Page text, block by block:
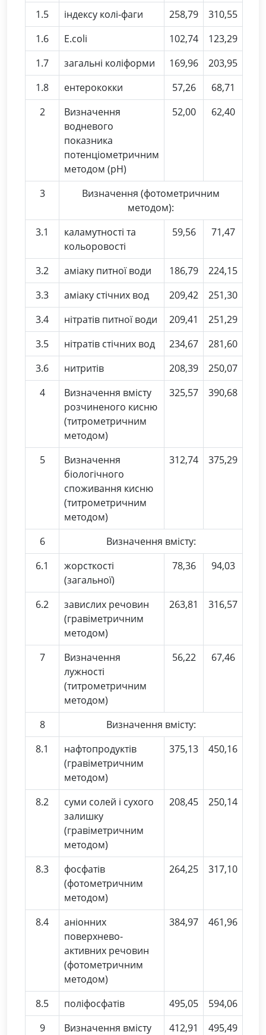
1.5 індексу колі-фаги 258,79
310,55
1.6
Е.соlі 102,74
123,29
1.7
загальні коліформи 169,96
203,95
1.8
ентерококки 57,26
68,71
2
Визначення
водневого
показника
потенціометричним
методом (рН)
52,00 62,40
3
Визначення (фотометричним
методом):
3.1
каламутності та
кольоровості
59,56 71,47
3.2 аміаку питної води 186,79
224,15
3.3
аміаку стічних вод 209,42
251,30
3.4
нітратів питної води 209,41
251,29
3.5
нітратів стічних вод 234,67
281,60
3.6
нитритів 208,39
250,07
4
Визначення вмісту
розчиненого кисню
(титрометричним
методом)
325,57 390,68
5
Визначення
біологічного
споживання кисню
(титрометричним
методом)
312,74 375,29
6
Визначення вмісту:
6.1
жорсткості
(загальної)
78,36 94,03
6.2
завислих речовин
(гравіметричним
методом)
263,81 316,57
7
Визначення
лужності
(титрометричним
методом)
56,22 67,46
8
Визначення вмісту:
8.1
нафтопродуктів
(гравіметричним
методом)
375,13 450,16
8.2
суми солей і сухого
залишку
(гравіметричним
методом)
208,45 250,14
8.3
фосфатів
(фотометричним
методом)
264,25 317,10
8.4
аніонних
поверхнево-
активних речовин
(фотометричним
методом)
384,97 461,96
8.5 поліфосфатів 495,05
594,06
9
Визначення вмісту
412,91 495,49